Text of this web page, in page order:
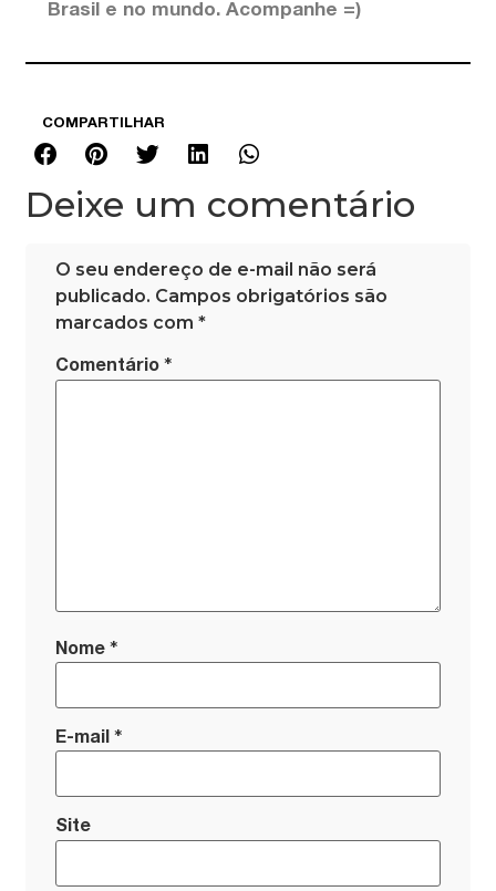
Brasil e no mundo. Acompanhe =)
COMPARTILHAR
Deixe um comentário
O seu endereço de e-mail não será
publicado. Campos obrigatórios são
marcados com*
Comentário*
Nome*
E-mail*
Site